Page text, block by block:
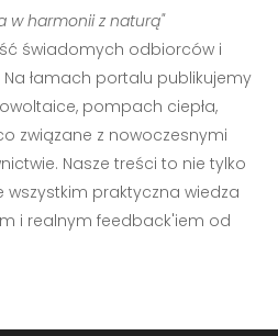
w harmonii z naturą"
świadomych odbiorców i
łamach portalu publikujemy
pompach ciepła,
związane z nowoczesnymi
Nasze treści to nie tylko
praktyczna wiedza
i realnym feedback'iem od